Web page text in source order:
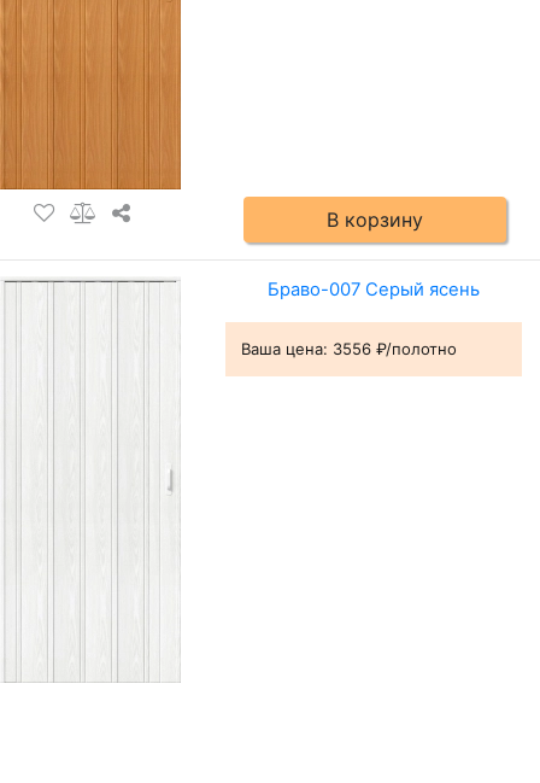
В корзину
Браво-007 Серый ясень
Ваша цена: 3556 ₽/полотно